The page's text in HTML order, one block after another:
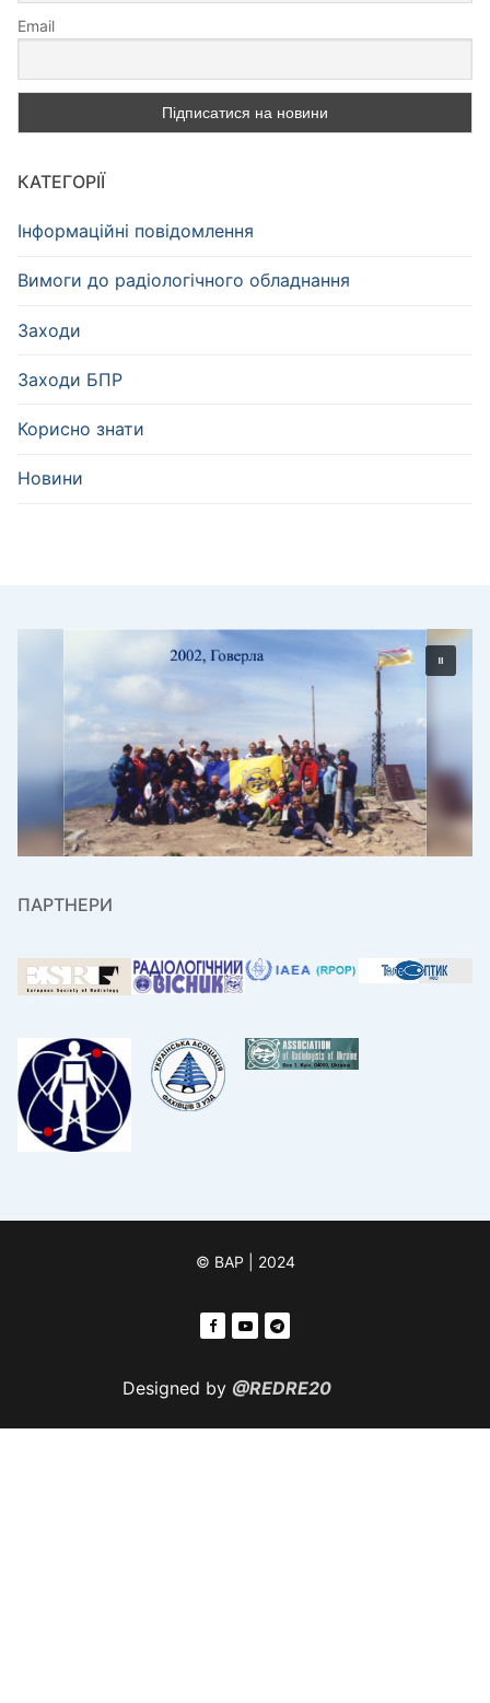
Email
КАТЕГОРІЇ
Інформаційні повідомлення
Вимоги до радіологічного обладнання
Заходи
Заходи БПР
Корисно знати
Новини
ПАРТНЕРИ
© ВАР | 2024
Designed by @REDRE20